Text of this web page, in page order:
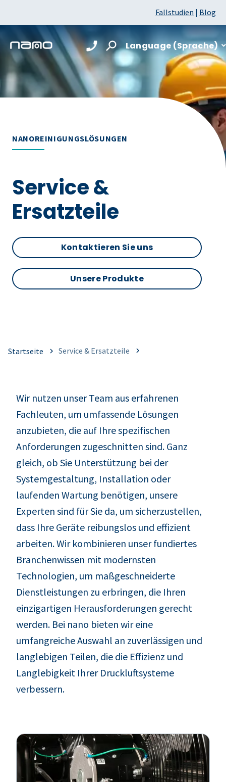
Fallstudien | Blog
Language (Sprache)
NANOREINIGUNGSLÖSUNGEN
Service &
Ersatzteile
Kontaktieren Sie uns
Unsere Produkte
Startseite Service & Ersatzteile
Wir nutzen unser Team aus erfahrenen
Fachleuten, um umfassende Lösungen
anzubieten, die auf Ihre spezifischen
Anforderungen zugeschnitten sind. Ganz
gleich, ob Sie Unterstützung bei der
Systemgestaltung, Installation oder
laufenden Wartung benötigen, unsere
Experten sind für Sie da, um sicherzustellen,
dass Ihre Geräte reibungslos und effizient
arbeiten. Wir kombinieren unser fundiertes
Branchenwissen mit modernsten
Technologien, um maßgeschneiderte
Dienstleistungen zu erbringen, die Ihren
einzigartigen Herausforderungen gerecht
werden. Bei nano bieten wir eine
umfangreiche Auswahl an zuverlässigen und
langlebigen Teilen, die die Effizienz und
Langlebigkeit Ihrer Druckluftsysteme
verbessern.